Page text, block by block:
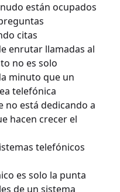
están ocupados
citas
enrutar llamadas al
no es solo
minuto que un
telefónica
no está dedicando a
hacen crecer el
telefónicos
es solo la punta
de un sistema